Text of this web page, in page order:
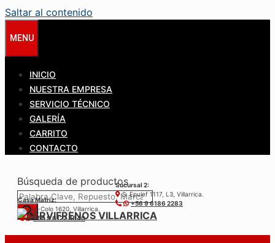
Saltar al contenido
MENU
INICIO
NUESTRA EMPRESA
SERVICIO TÉCNICO
GALERÍA
CARRITO
CONTACTO
Búsqueda de productos
Casa Matríz:
Colo-Colo 1620, Villarrica.
+56 9 6122 3840
Sucursal 2:
S. Epulef 1117, L3, Villarrica.
+56 9 6186 2283